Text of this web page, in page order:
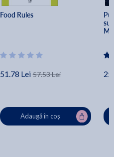
Food Rules
51.78 Lei 57.53 Lei
Adaugă în coș